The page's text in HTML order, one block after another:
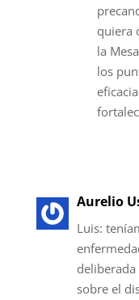
quiera
la
los
Aurelio
Luis:
sobre el